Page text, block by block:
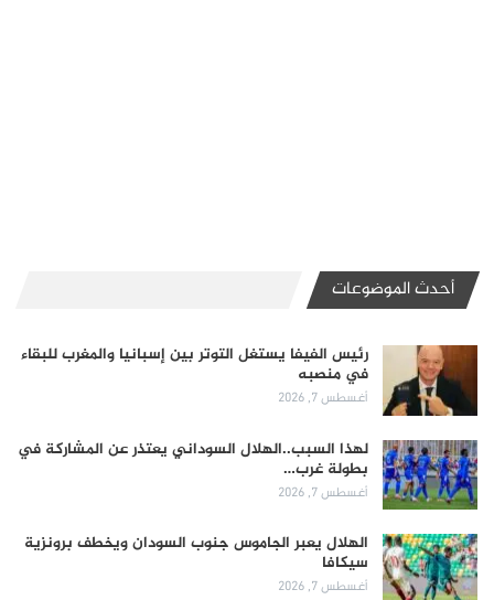
أحدث الموضوعات
رئيس الفيفا يستغل التوتر بين إسبانيا والمغرب للبقاء
في منصبه
أغسطس 7, 2026
لهذا السبب..الهلال السوداني يعتذر عن المشاركة في
بطولة غرب…
أغسطس 7, 2026
الهلال يعبر الجاموس جنوب السودان ويخطف برونزية
سيكافا
أغسطس 7, 2026